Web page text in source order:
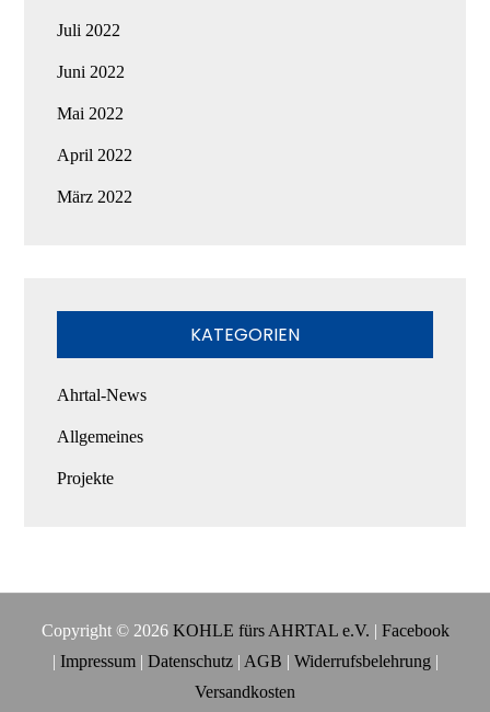
Juli 2022
Juni 2022
Mai 2022
April 2022
März 2022
KATEGORIEN
Ahrtal-News
Allgemeines
Projekte
Copyright © 2026 KOHLE fürs AHRTAL e.V. | Facebook
| Impressum| Datenschutz| AGB | Widerrufsbelehrung |
Versandkosten